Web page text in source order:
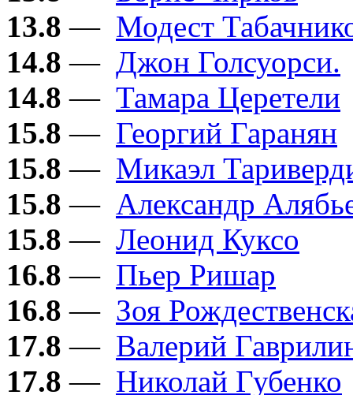
13.8 — Модест
14.8 — Джон Голсуорси.
14.8 — Тамара Церетели
15.8 — Георгий Гаранян
15.8 — Микаэл
15.8 — Александр
15.8 — Леонид Куксо
16.8 — Пьер Ришар
16.8 — Зоя
17.8 — Валерий
17.8 — Николай Губенко